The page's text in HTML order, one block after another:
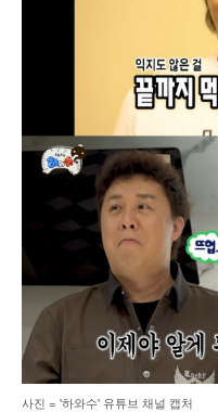
사진 = '하와수' 유튜브 채널 캡처